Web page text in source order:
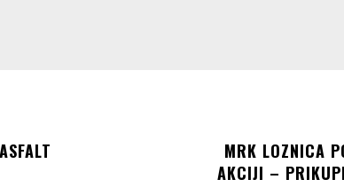
MRK LOZNICA
AKCIJI –